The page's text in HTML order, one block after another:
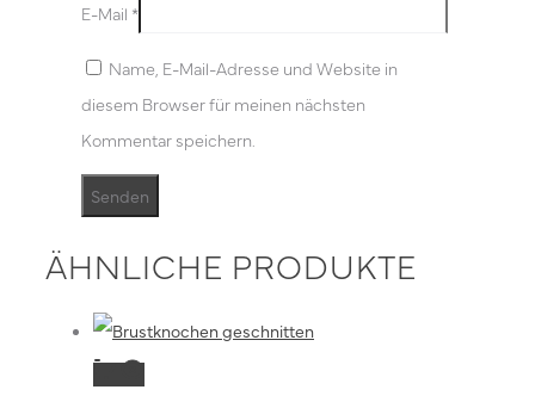
E-Mail *
Name, E-Mail-Adresse und Website in
diesem Browser für meinen nächsten
Kommentar speichern.
ÄHNLICHE PRODUKTE
Dieses